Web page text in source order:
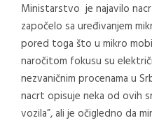
Ministarstvo je najavilo
započelo sa uređivanjem
pored toga što u mikro
naročitom fokusu su
nezvaničnim procenama u
nacrt opisuje neka od ovih
vozila”, ali je očigledno da